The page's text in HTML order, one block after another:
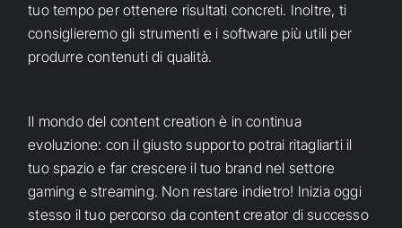
tuo tempo per ottenere risultati concreti. Inoltre, ti
consiglieremo gli strumenti e i software più utili per
produrre contenuti di qualità.
Il mondo del content creation è in continua
evoluzione: con il giusto supporto potrai ritagliarti il
tuo spazio e far crescere il tuo brand nel settore
gaming e streaming. Non restare indietro! Inizia oggi
stesso il tuo percorso da content creator di successo